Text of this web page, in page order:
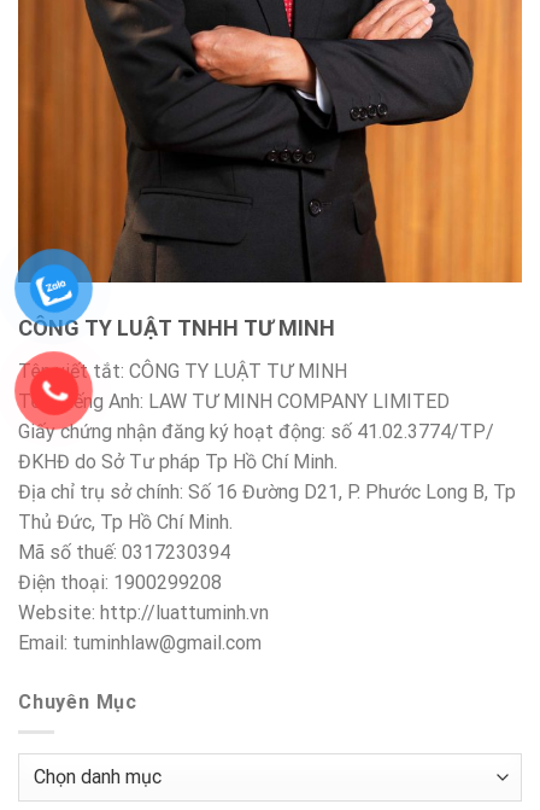
CÔNG TY LUẬT TNHH TƯ MINH
Tên viết tắt: CÔNG TY LUẬT TƯ MINH
Tên Tiếng Anh: LAW TƯ MINH COMPANY LIMITED
Giấy chứng nhận đăng ký hoạt động: số 41.02.3774/TP/
ĐKHĐ do Sở Tư pháp Tp Hồ Chí Minh.
Địa chỉ trụ sở chính: Số 16 Đường D21, P. Phước Long B, Tp
Thủ Đức, Tp Hồ Chí Minh.
Mã số thuế: 0317230394
Điện thoại: 1900299208
Website: http://luattuminh.vn
Email: tuminhlaw@gmail.com
Chuyên Mục
Chuyên